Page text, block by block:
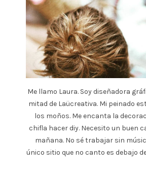
Me llamo Laura. Soy diseñadora
mitad de Laücreativa. Mi peinado
los moños. Me encanta la
chifla hacer diy. Necesito un buen
mañana. No sé trabajar sin
único sitio que no canto es debajo